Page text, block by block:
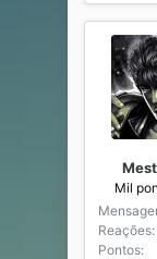
i
i
a
d
o
r
o
t
ó
p
i
Mil
Reações
Pontos